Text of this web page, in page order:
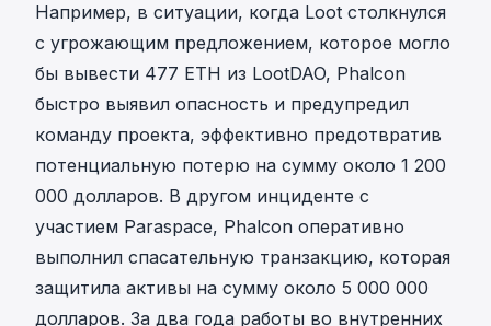
Например, в ситуации, когда Loot столкнулся
с угрожающим предложением, которое могло
бы вывести 477 ETH из LootDAO, Phalcon
быстро выявил опасность и предупредил
команду проекта, эффективно предотвратив
потенциальную потерю на сумму около 1 200
000 долларов. В другом инциденте с
участием Paraspace, Phalcon оперативно
выполнил спасательную транзакцию, которая
защитила активы на сумму около 5 000 000
долларов. За два года работы во внутренних